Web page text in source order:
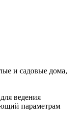
и садовые дома,
ведения
параметрам